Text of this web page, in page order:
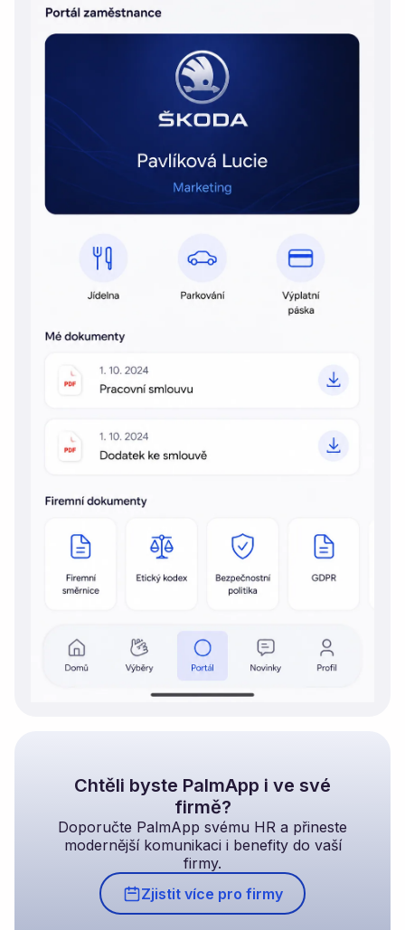
Chtěli byste PalmApp i ve své
firmě?
Doporučte PalmApp svému HR a přineste
modernější komunikaci i benefity do vaší
firmy.
Zjistit více pro firmy